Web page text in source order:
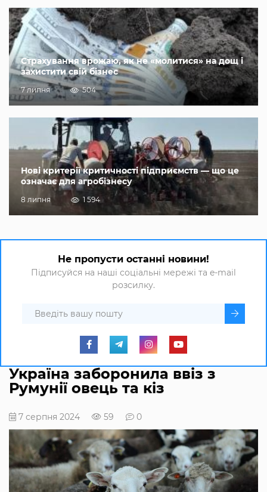
Страхування врожаю, як не «молитися» на дощ і
захистити свій бізнес
7 липня 504
Нові критерії критичності підприємств — що це
означає для агробізнесу
8 липня 1 594
Не пропусти останні новини!
Підписуйся на наші соціальні мережі та e-mail
розсилку.
Україна заборонила ввіз з
Румунії овець та кіз
7 серпня 2024 59 0